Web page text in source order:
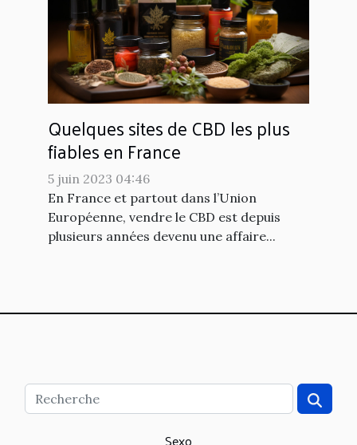
Quelques sites de CBD les plus
fiables en France
5 juin 2023 04:46
En France et partout dans l’Union
Européenne, vendre le CBD est depuis
plusieurs années devenu une affaire...